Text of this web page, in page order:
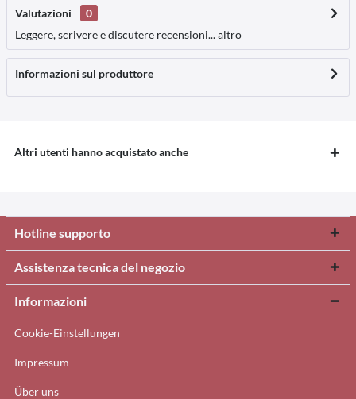
Valutazioni
0
Leggere, scrivere e discutere recensioni...altro
Informazioni sul produttore
Altri utenti hanno acquistato anche
Hotline supporto
Assistenza tecnica del negozio
Informazioni
Cookie-Einstellungen
Impressum
Über uns